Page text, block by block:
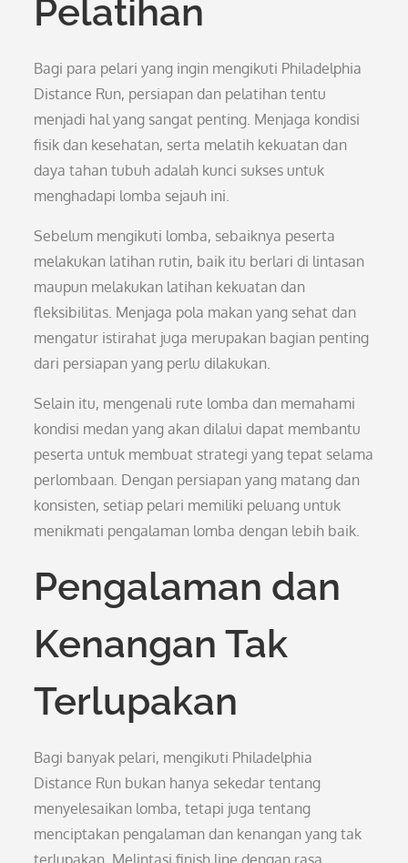
Pelatihan
Bagi para pelari yang ingin mengikuti Philadelphia
Distance Run, persiapan dan pelatihan tentu
menjadi hal yang sangat penting. Menjaga kondisi
fisik dan kesehatan, serta melatih kekuatan dan
daya tahan tubuh adalah kunci sukses untuk
menghadapi lomba sejauh ini.
Sebelum mengikuti lomba, sebaiknya peserta
melakukan latihan rutin, baik itu berlari di lintasan
maupun melakukan latihan kekuatan dan
fleksibilitas. Menjaga pola makan yang sehat dan
mengatur istirahat juga merupakan bagian penting
dari persiapan yang perlu dilakukan.
Selain itu, mengenali rute lomba dan memahami
kondisi medan yang akan dilalui dapat membantu
peserta untuk membuat strategi yang tepat selama
perlombaan. Dengan persiapan yang matang dan
konsisten, setiap pelari memiliki peluang untuk
menikmati pengalaman lomba dengan lebih baik.
Pengalaman dan
Kenangan Tak
Terlupakan
Bagi banyak pelari, mengikuti Philadelphia
Distance Run bukan hanya sekedar tentang
menyelesaikan lomba, tetapi juga tentang
menciptakan pengalaman dan kenangan yang tak
terlupakan. Melintasi finish line dengan rasa